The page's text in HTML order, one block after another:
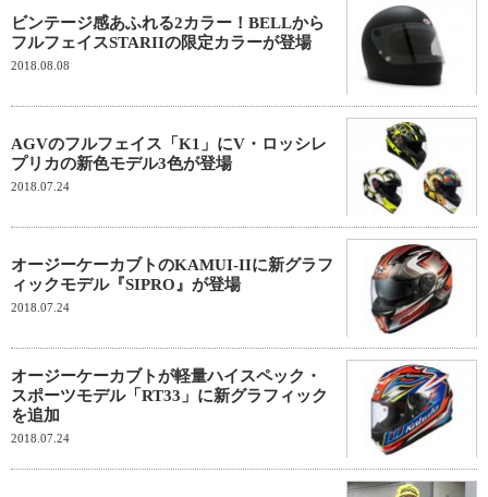
ビンテージ感あふれる2カラー！BELLから
フルフェイスSTARIIの限定カラーが登場
2018.08.08
AGVのフルフェイス「K1」にV・ロッシレ
プリカの新色モデル3色が登場
2018.07.24
オージーケーカブトのKAMUI-IIに新グラフ
ィックモデル『SIPRO』が登場
2018.07.24
オージーケーカブトが軽量ハイスペック・
スポーツモデル「RT33」に新グラフィック
を追加
2018.07.24